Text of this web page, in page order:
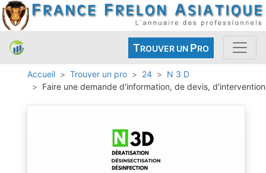
TROUVER UN PRO
Accueil Trouver un pro 24
N 3 D
Faire une demande d'information, de devis, d'intervention